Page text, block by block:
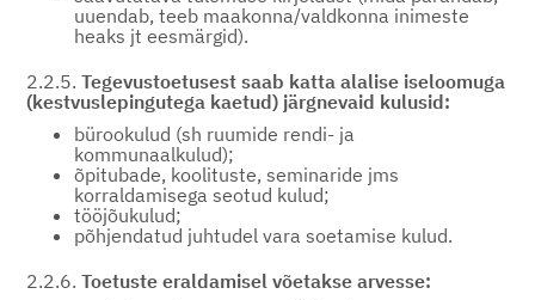
uuendab, teeb maakonna/valdkonna inimeste
heaks jt eesmärgid).
2.2.5. Tegevustoetusest saab katta alalise iseloomuga
(kestvuslepingutega kaetud) järgnevaid kulusid:
bürookulud (sh ruumide rendi- ja
kommunaalkulud);
õpitubade, koolituste, seminaride jms
korraldamisega seotud kulud;
tööjõukulud;
põhjendatud juhtudel vara soetamise kulud.
2.2.6. Toetuste eraldamisel võetakse arvesse: